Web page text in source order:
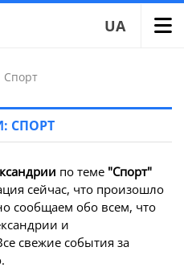
UA
Спорт
СПОРТ
по теме "Спорт"
сейчас, что произошло
сообщаем обо всем, что
и
свежие события за